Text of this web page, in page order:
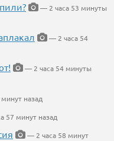
— 2 часа 53 минуты
— 2 часа 54
— 2 часа 54 минуты
назад
57 минут назад
— 2 часа 58 минут